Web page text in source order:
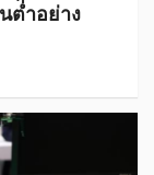
ต่ำอย่าง